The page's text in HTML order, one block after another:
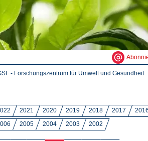
- Forschungszentrum für Umwelt und Gesundheit
2021 2020 2019 2018 2017 2016
2005 2004 2003 2002